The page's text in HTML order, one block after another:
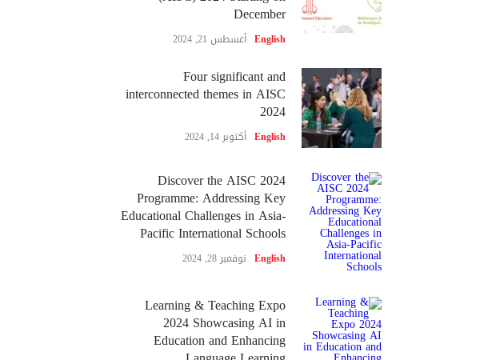
December
English أغسطس 21, 2024
Four significant and
interconnected themes in AISC
2024
English أكتوبر 14, 2024
Discover the AISC 2024
Programme: Addressing Key
Educational Challenges in Asia-
Pacific International Schools
English نوفمبر 28, 2024
Learning & Teaching Expo
2024 Showcasing AI in
Education and Enhancing